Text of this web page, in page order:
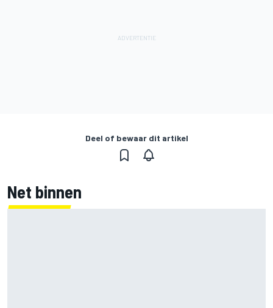
Deel of bewaar dit artikel
Net binnen